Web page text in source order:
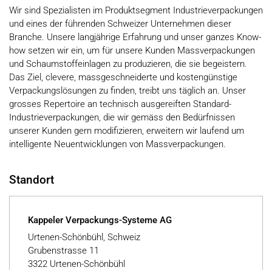
Wir sind Spezialisten im Produktsegment Industrieverpackungen
und eines der führenden Schweizer Unternehmen dieser
Branche. Unsere langjährige Erfahrung und unser ganzes Know-
how setzen wir ein, um für unsere Kunden Massverpackungen
und Schaumstoffeinlagen zu produzieren, die sie begeistern.
Das Ziel, clevere, massgeschneiderte und kostengünstige
Verpackungslösungen zu finden, treibt uns täglich an. Unser
grosses Repertoire an technisch ausgereiften Standard-
Industrieverpackungen, die wir gemäss den Bedürfnissen
unserer Kunden gern modifizieren, erweitern wir laufend um
intelligente Neuentwicklungen von Massverpackungen.
Standort
Kappeler Verpackungs-Systeme AG
Urtenen-Schönbühl, Schweiz
Grubenstrasse 11
3322 Urtenen-Schönbühl